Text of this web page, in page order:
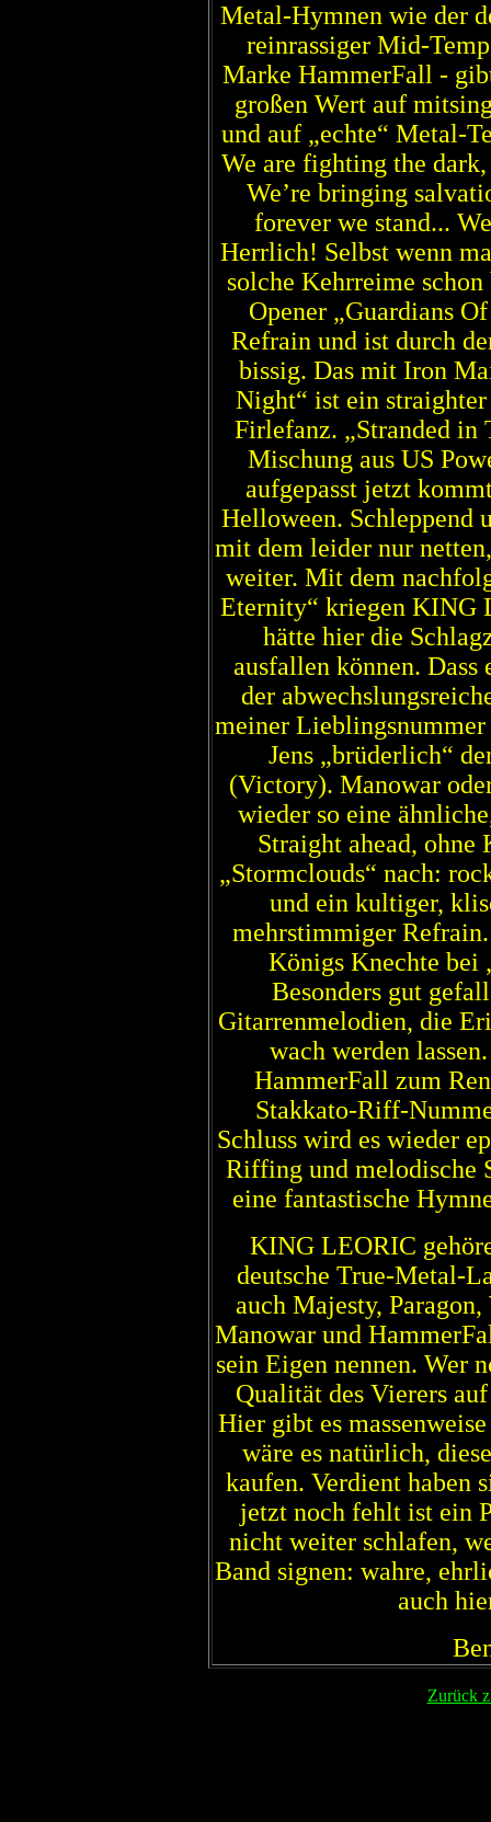
Metal-Hymnen wie der
reinrassiger Mid-
Marke HammerFall -
großen Wert auf
und auf „echte“ Metal-
We are fighting the
We’re bringing
forever we stand...
Herrlich! Selbst wenn
solche Kehrreime
Opener „Guardians
Refrain und ist durch
bissig. Das mit Iron
Night“ ist ein
Firlefanz. „Stranded in
Mischung aus US
aufgepasst jetzt
Helloween. Schleppend
mit dem leider nur
weiter. Mit dem
Eternity“ kriegen KING
hätte hier die
ausfallen können. Dass
der
meiner
Jens „brüderlich“
(Victory). Manowar
wieder so eine
Straight ahead, ohne
„Stormclouds“ nach:
und ein kultiger,
mehrstimmiger
Königs Knechte bei
Besonders gut
Gitarrenmelodien, die
wach werden
HammerFall zum
Stakkato-Riff-
Schluss wird es wieder
Riffing und melodische
eine fantastische
KING LEORIC
deutsche True-Metal-
auch Majesty,
Manowar und
sein Eigen nennen. Wer
Qualität des Vierers
Hier gibt es
wäre es natürlich,
kaufen. Verdient haben
jetzt noch fehlt ist ein
nicht weiter schlafen,
Band signen: wahre,
auch
Zurück